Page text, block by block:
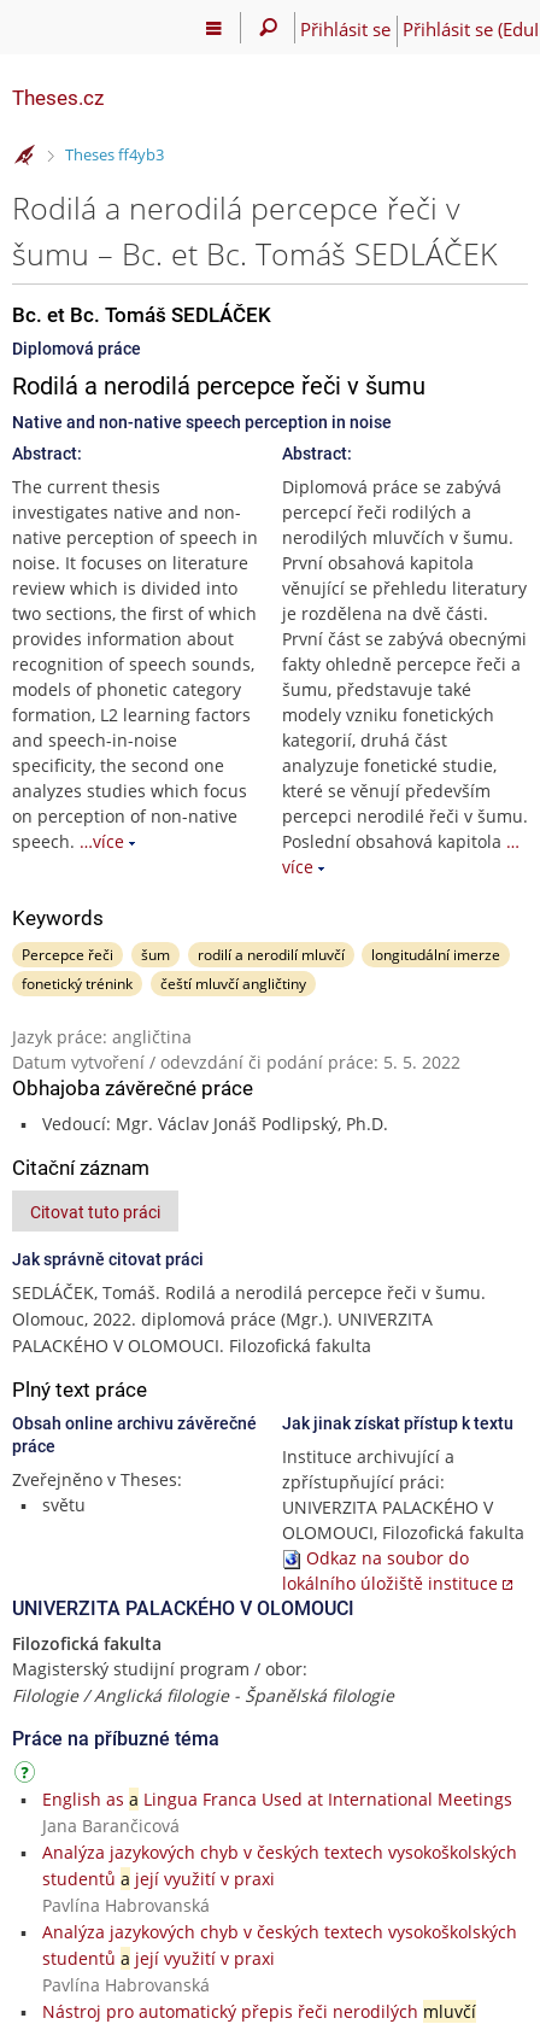
Přihlásit se Přihlásit se
Theses.cz
>
Theses ff4yb3
Rodilá a nerodilá percepce řeči v
šumu – Bc. et Bc. Tomáš SEDLÁČEK
Bc. et Bc. Tomáš SEDLÁČEK
Diplomová práce
Rodilá a nerodilá percepce řeči v šumu
Native and non-native speech perception in noise
Abstract:
The current thesis
investigates native and non-
native perception of speech in
noise. It focuses on literature
review which is divided into
two sections, the first of which
provides information about
recognition of speech sounds,
models of phonetic category
formation, L2 learning factors
and speech-in-noise
specificity, the second one
analyzes studies which focus
on perception of non-native
speech. …více
Abstract:
Diplomová práce se zabývá
percepcí řeči rodilých a
nerodilých mluvčích v šumu.
První obsahová kapitola
věnující se přehledu literatury
je rozdělena na dvě části.
První část se zabývá obecnými
fakty ohledně percepce řeči a
šumu, představuje také
modely vzniku fonetických
kategorií, druhá část
analyzuje fonetické studie,
které se věnují především
percepci nerodilé řeči v šumu.
Poslední obsahová kapitola …
více
Keywords
Percepce řeči šum rodilí a nerodilí mluvčí
longitudální imerze
fonetický trénink
čeští mluvčí angličtiny
Jazyk práce: angličtina
Datum vytvoření / odevzdání či podání práce: 5. 5. 2022
Obhajoba závěrečné práce
Vedoucí: Mgr. Václav Jonáš Podlipský, Ph.D.
Citační záznam
Citovat tuto práci
Jak správně citovat práci
SEDLÁČEK, Tomáš. Rodilá a nerodilá percepce řeči v šumu.
Olomouc, 2022. diplomová práce (Mgr.). UNIVERZITA
PALACKÉHO V OLOMOUCI. Filozofická fakulta
Plný text práce
Obsah online archivu závěrečné
práce
Zveřejněno v Theses:
světu
Jak jinak získat přístup k textu
Instituce archivující a
zpřístupňující práci:
UNIVERZITA PALACKÉHO V
OLOMOUCI, Filozofická fakulta
Odkaz na soubor do
lokálního úložiště instituce
UNIVERZITA PALACKÉHO V OLOMOUCI
Filozofická fakulta
Magisterský studijní program / obor:
Filologie / Anglická filologie - Španělská filologie
Práce na příbuzné téma
English as a Lingua Franca Used at International Meetings
Jana Barančicová
Analýza jazykových chyb v českých textech vysokoškolských
studentů a její využití v praxi
Pavlína Habrovanská
Analýza jazykových chyb v českých textech vysokoškolských
studentů a její využití v praxi
Pavlína Habrovanská
Nástroj pro automatický přepis řeči nerodilých mluvčí